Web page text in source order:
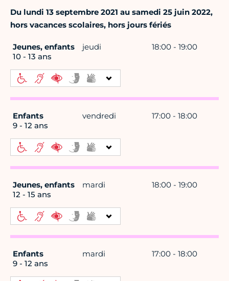
Du lundi 13 septembre 2021 au samedi 25 juin 2022,
hors vacances scolaires, hors jours fériés
Jeunes, enfants
10 - 13 ans
jeudi 18:00 - 19:00
Enfants
9 - 12 ans
vendredi 17:00 - 18:00
Jeunes, enfants
12 - 15 ans
mardi 18:00 - 19:00
Enfants
9 - 12 ans
mardi 17:00 - 18:00